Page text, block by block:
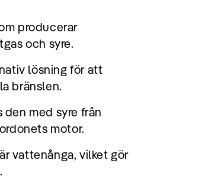
producerar
och syre.
lösning för att
bränslen.
med syre från
motor.
vattenånga, vilket gör